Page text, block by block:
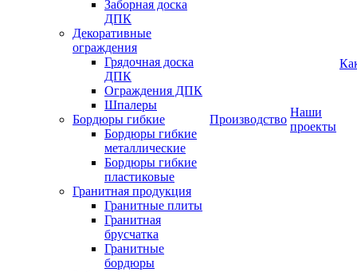
Заборная доска
ДПК
Декоративные
ограждения
Грядочная доска
ДПК
Ограждения ДПК
Шпалеры
Бордюры гибкие
Бордюры гибкие
металлические
Бордюры гибкие
пластиковые
Гранитная продукция
Гранитные плиты
Гранитная
брусчатка
Гранитные
бордюры
Производство
Наши
проекты